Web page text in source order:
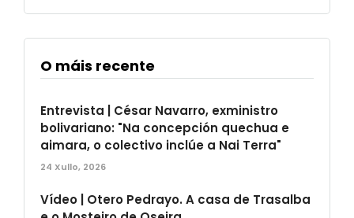
O máis recente
Entrevista | César Navarro, exministro
bolivariano: "Na concepción quechua e
aimara, o colectivo inclúe a Nai Terra"
24 Xullo, 2026
Vídeo | Otero Pedrayo. A casa de Trasalba